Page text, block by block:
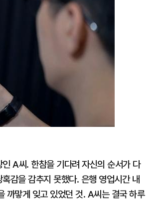
A씨. 한참을 기다려 자신의 순서가 다
감을 감추지 못했다. 은행 영업시간 내
까맣게 잊고 있었던 것. A씨는 결국 하루